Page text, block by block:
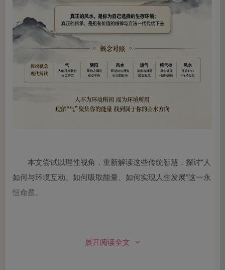
本文尝试以理性视角，重新解读这些传统智慧，探讨“人
如何与环境互动、如何吸取能量、如何实现人生发展”这一永
恒命题。
一、农耕时代与智能化时代的“勤奋”之别
展开阅读全文